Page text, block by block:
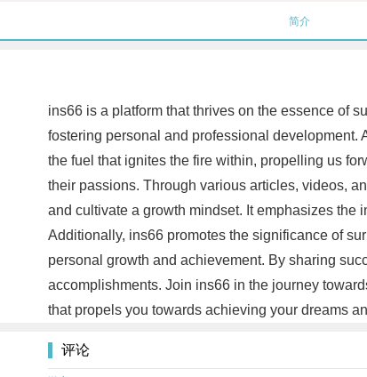
简介
ins66 is a platform that thrives on the essence of
fostering personal and professional
the fuel that ignites the fire within, propelling us
their passions. Through various articles, videos,
and cultivate a growth mindset. It emphasizes
Additionally, ins66 promotes the significance of
personal growth and achievement. By sharing
accomplishments. Join ins66 in the journey
that propels you towards achieving your dreams
评论